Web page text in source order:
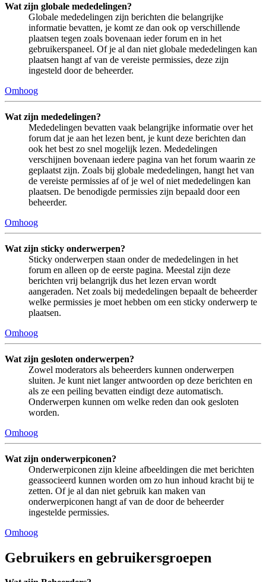
Wat zijn globale mededelingen?
Globale mededelingen zijn berichten die belangrijke
informatie bevatten, je komt ze dan ook op verschillende
plaatsen tegen zoals bovenaan ieder forum en in het
gebruikerspaneel. Of je al dan niet globale mededelingen kan
plaatsen hangt af van de vereiste permissies, deze zijn
ingesteld door de beheerder.
Omhoog
Wat zijn mededelingen?
Mededelingen bevatten vaak belangrijke informatie over het
forum dat je aan het lezen bent, je kunt deze berichten dan
ook het best zo snel mogelijk lezen. Mededelingen
verschijnen bovenaan iedere pagina van het forum waarin ze
geplaatst zijn. Zoals bij globale mededelingen, hangt het van
de vereiste permissies af of je wel of niet mededelingen kan
plaatsen. De benodigde permissies zijn bepaald door een
beheerder.
Omhoog
Wat zijn sticky onderwerpen?
Sticky onderwerpen staan onder de mededelingen in het
forum en alleen op de eerste pagina. Meestal zijn deze
berichten vrij belangrijk dus het lezen ervan wordt
aangeraden. Net zoals bij mededelingen bepaalt de beheerder
welke permissies je moet hebben om een sticky onderwerp te
plaatsen.
Omhoog
Wat zijn gesloten onderwerpen?
Zowel moderators als beheerders kunnen onderwerpen
sluiten. Je kunt niet langer antwoorden op deze berichten en
als ze een peiling bevatten eindigt deze automatisch.
Onderwerpen kunnen om welke reden dan ook gesloten
worden.
Omhoog
Wat zijn onderwerpiconen?
Onderwerpiconen zijn kleine afbeeldingen die met berichten
geassocieerd kunnen worden om zo hun inhoud kracht bij te
zetten. Of je al dan niet gebruik kan maken van
onderwerpiconen hangt af van de door de beheerder
ingestelde permissies.
Omhoog
Gebruikers en gebruikersgroepen